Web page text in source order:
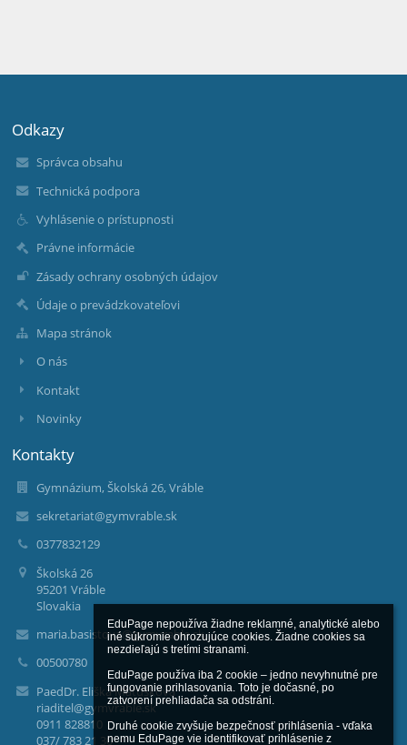
EduPage nepoužíva žiadne reklamné, analytické alebo
iné súkromie ohrozujúce cookies. Žiadne cookies sa
nezdieľajú s tretími stranami.
EduPage používa iba 2 cookie – jedno nevyhnutné pre
fungovanie prihlasovania. Toto je dočasné, po
zatvorení prehliadača sa odstráni.
Druhé cookie zvyšuje bezpečnosť prihlásenia - vďaka
nemu EduPage vie identifikovať prihlásenie z
Odkazy
Správca obsahu
Technická podpora
Vyhlásenie o prístupnosti
Právne informácie
Zásady ochrany osobných údajov
Údaje o prevádzkovateľovi
Mapa stránok
O nás
Kontakt
Novinky
Kontakty
Gymnázium, Školská 26, Vráble
sekretariat@gymvrable.sk
0377832129
Školská 26
95201 Vráble
Slovakia
maria.basistova@gymvrable.sk
00500780
PaedDr. Eliška Matušková
riaditel@gymvrable.sk
0911 828810
037/ 783 21 30